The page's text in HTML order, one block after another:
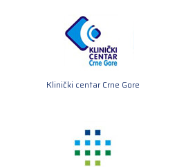
Klinički centar Crne Gore